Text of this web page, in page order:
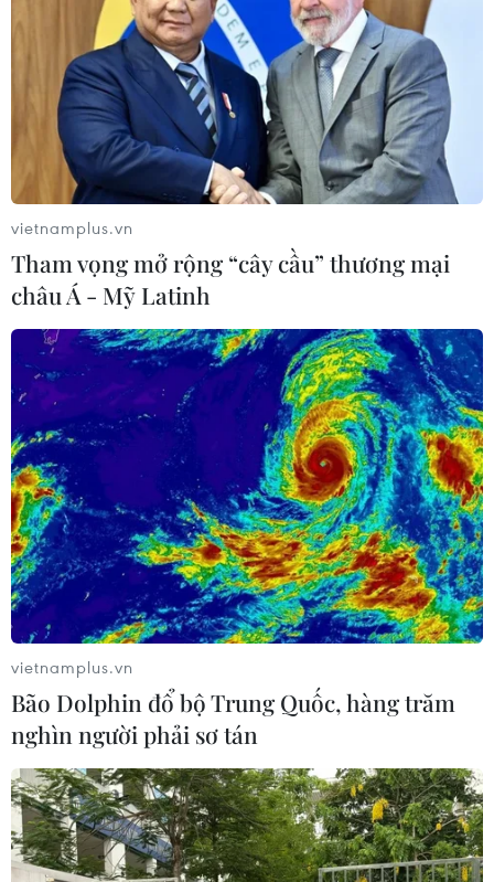
vietnamplus.vn
Tham vọng mở rộng “cây cầu” thương mại
châu Á - Mỹ Latinh
vietnamplus.vn
Bão Dolphin đổ bộ Trung Quốc, hàng trăm
nghìn người phải sơ tán